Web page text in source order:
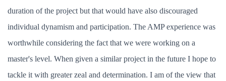
duration of the project but that would have also discouraged
individual dynamism and participation. The AMP experience was
worthwhile considering the fact that we were working on a
master's level. When given a similar project in the future I hope to
tackle it with greater zeal and determination. I am of the view that